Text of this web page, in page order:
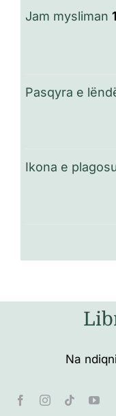
Jam mysliman
Pasqyra e
Ikona e
Na